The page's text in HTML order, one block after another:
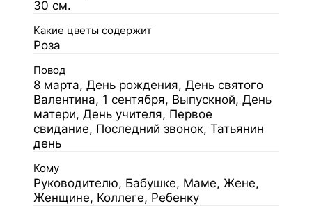
30 см.
Какие цветы содержит
Роза
Повод
8 марта, День рождения, День святого
Валентина, 1 сентября, Выпускной, День
матери, День учителя, Первое
свидание, Последний звонок, Татьянин
день
Кому
Руководителю, Бабушке, Маме, Жене,
Женщине, Коллеге, Ребенку